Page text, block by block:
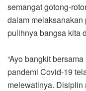
semangat gotong-
dalam
pulihnya bangsa kita
“Ayo bangkit
pandemi Covid-19
melewatinya.